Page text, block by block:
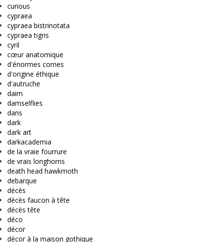
curious
cypraea
cypraea bistrinotata
cypraea tigris
cyril
cœur anatomique
d'énormes cornes
d'origine éthique
d'autruche
daim
damselflies
dans
dark
dark art
darkacademia
de la vraie fourrure
de vrais longhorns
death head hawkmoth
debarque
décès
décès faucon à tête
décès tête
déco
décor
décor à la maison gothique